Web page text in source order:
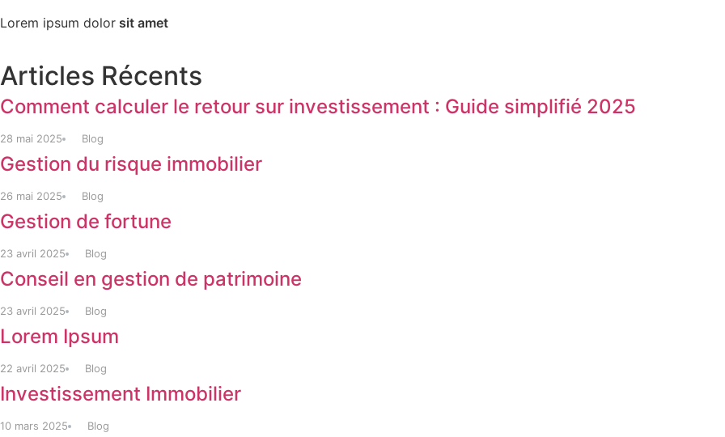
Lorem ipsum dolor sit amet
Articles Récents
Comment calculer le retour sur investissement : Guide simplifié 2025
28 mai 2025 Blog
Gestion du risque immobilier
26 mai 2025 Blog
Gestion de fortune
23 avril 2025 Blog
Conseil en gestion de patrimoine
23 avril 2025 Blog
Lorem Ipsum
22 avril 2025 Blog
Investissement Immobilier
10 mars 2025 Blog